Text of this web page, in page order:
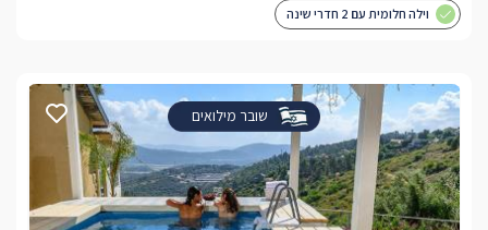
וילה חלומית עם 2 חדרי שינה
שובר מילואים